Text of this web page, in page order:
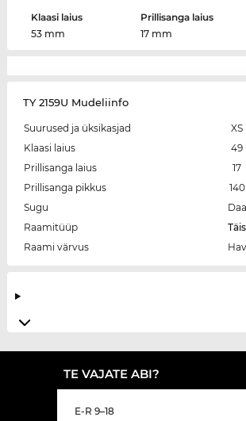
Klaasi laius
53 mm
Prillisanga laius
17 mm
TY 2159U Mudeliinfo
Suurused ja üksikasjad XS
Klaasi laius
49
Prillisanga laius
17
Prillisanga pikkus
140
Sugu
Raamitüüp
Raami värvus
TE VAJATE ABI?
E-R 9–18